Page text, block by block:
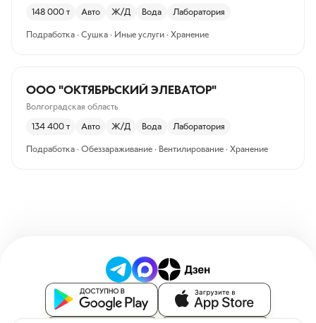
148 000 т Авто Ж/Д Вода Лаборатория
Подработка · Сушка · Иные услуги · Хранение
ООО "ОКТЯБРЬСКИЙ ЭЛЕВАТОР"
Волгоградская область
134 400 т Авто Ж/Д Вода Лаборатория
Подработка · Обеззараживание · Вентилирование · Хранение